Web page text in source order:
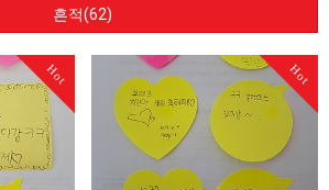
흔적(62)
Hot Hot